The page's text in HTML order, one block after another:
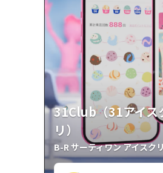
31Club（31アイス
リ）
B-R サーティワン アイスク